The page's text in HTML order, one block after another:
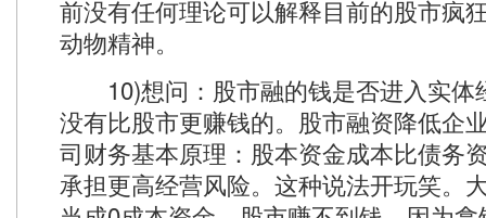
前没有任何理论可以解释目前的股市疯
动物精神。
10)想问：股市融的钱是否进入实体
没有比股市更赚钱的。股市融资降低企
司财务基本原理：股本资金成本比债务
承担更高经营风险。这种说法开玩笑。